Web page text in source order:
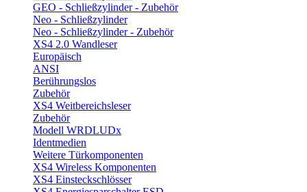
GEO - Schließzylinder - Zubehör
Neo - Schließzylinder
Neo - Schließzylinder - Zubehör
XS4 2.0 Wandleser
Europäisch
ANSI
Berührungslos
Zubehör
XS4 Weitbereichsleser
Zubehör
Modell WRDLUDx
Identmedien
Weitere Türkomponenten
XS4 Wireless Komponenten
XS4 Einsteckschlösser